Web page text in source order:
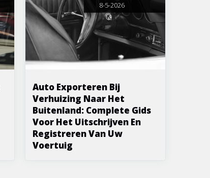
8-5-2026
Auto Exporteren Bij
Verhuizing Naar Het
Buitenland: Complete Gids
Voor Het Uitschrijven En
Registreren Van Uw
Voertuig